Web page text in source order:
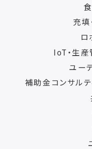
充填
ロ
IoT・生産
ユー
補助金コンサル